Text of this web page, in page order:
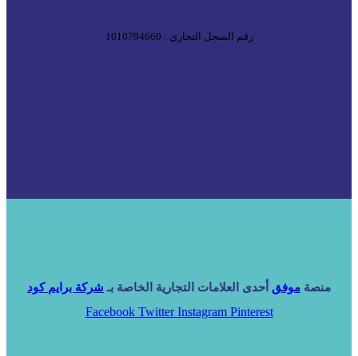
رقم السجل التجاري : 1010794660
منصة موفق أحدى العلامات التجارية الخاصة بـ شركة برايم كود
Facebook Twitter Instagram Pinterest